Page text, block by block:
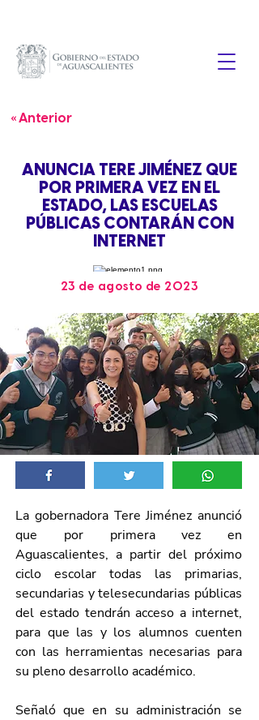
« Anterior
ANUNCIA TERE JIMÉNEZ QUE
POR PRIMERA VEZ EN EL
ESTADO, LAS ESCUELAS
PÚBLICAS CONTARÁN CON
INTERNET
23 de agosto de 2023
La gobernadora Tere Jiménez anunció
que por primera vez en
Aguascalientes, a partir del próximo
ciclo escolar todas las primarias,
secundarias y telesecundarias públicas
del estado tendrán acceso a internet,
para que las y los alumnos cuenten
con las herramientas necesarias para
su pleno desarrollo académico.
Señaló que en su administración se